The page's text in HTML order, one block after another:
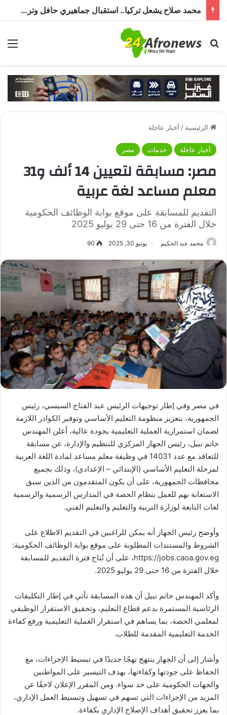
محمد صلاح يشعل تركيا.. استقبال جماهيري حافل وترحيب بـ”الملك المصري” قبل انضمامه إلى طرابزون سبور
بحث عن
الرئيسية / أخبار عاجلة
أخبار عاجلة خدمات مصر
مصر: مسابقة لتعيين 14 ألف و31
معلم مساعد لغة عربية
التقديم للمسابقة على موقع بوابة الوظائف الحكومية
خلال الفترة من 16 حتى 29 يوليو 2025
محمد عبد الحكيم يونيو 30, 2025 90
في مصر وفي إطار توجيهات الرئيس عبد الفتاح السيسي، رئيس
الجمهورية، بتعزيز منظومة التعليم الأساسي وتوفير الكوادر اللازمة
لضمان استمرارية العملية التعليمية بجودة عالية، أعلن المهندس
حاتم نبيل، رئيس الجهاز المركزي للتنظيم والإدارة، عن مسابقة
للتعاقد مع عدد 14031 في وظيفة معلم مساعد لمادة اللغة العربية
لمرحلة التعليم الأساسي (الإبتدائي – الإعدادي)، وذلك بجميع
محافظات الجمهورية، على أن يكون المتقدمون من الذين سبق
الاستعانة بهم للعمل بنظام الحصة في المدارس الرسمية والرسمية
لغات التابعة لوزارة التربية والتعليم والتعليم الفني.
وأوضح رئيس الجهاز أنه يمكن للراغبين في التقديم الاطلاع على
الشروط والمستندات المطلوبة على موقع بوابة الوظائف الحكومية:
https://jobs.caoa.gov.eg، على أن تُتاح فترة التقديم للمسابقة
خلال الفترة من 16 حتى 29 يوليو 2025.
وأكد المهندس حاتم نبيل أن هذه المسابقة تأتي في إطار التكليفات
الرئاسية المستمرة بدعم قطاع التعليم، وتحقيق الاستقرار الوظيفي
لمعلمي الحصة، بما يساهم في استقرار العملية التعليمية ورفع كفاءة
الخدمة التعليمية المقدمة للطلاب.
وأشار إلى أن الجهاز ينتهج نهجًا جديدًا في تبسيط الإجراءات، مع
الحفاظ على جودتها وكفاءتها، بهدف التيسير على المواطنين
والجهات الحكومية على حد سواء. ومن المقرر الإعلان لاحقًا عن
المزيد من الإجراءات التي تسهم في تسهيل وتبسيط العمل الإداري،
بما يعزز تحقيق أهداف الإصلاح الإداري بكفاءة.